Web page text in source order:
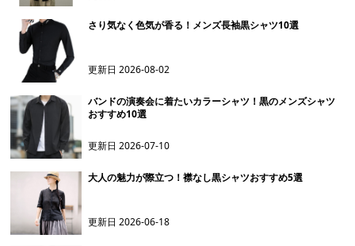
さり気なく色気が香る！メンズ長袖黒シャツ10選
更新日2026-08-02
バンドの演奏会に着たいカラーシャツ！黒のメンズシャツ
おすすめ10選
更新日2026-07-10
大人の魅力が際立つ！襟なし黒シャツおすすめ5選
更新日2026-06-18